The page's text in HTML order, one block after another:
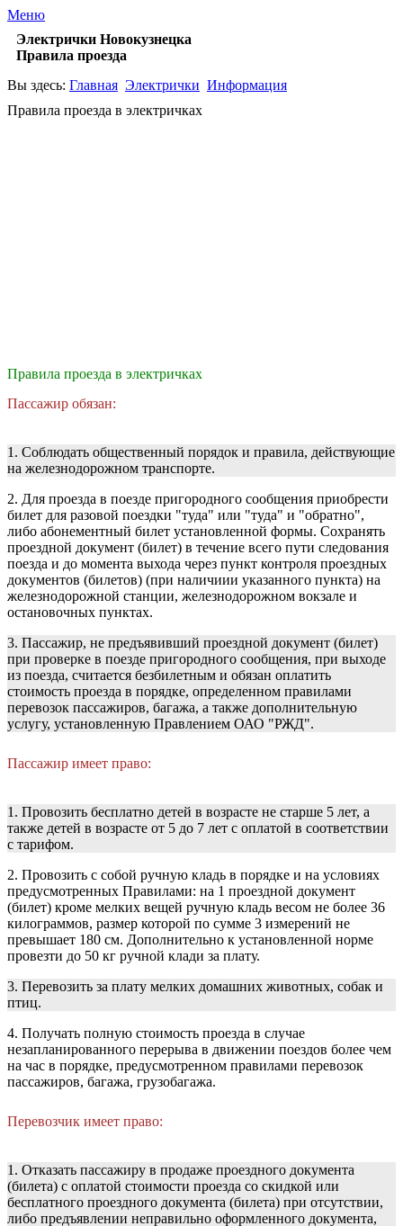
Меню
Электрички Новокузнецка
Правила проезда
Вы здесь: Главная Электрички Информация
Правила проезда в электричках
Правила проезда в электричках
Пассажир обязан:
1. Соблюдать общественный порядок и правила, действующие
на железнодорожном транспорте.
2. Для проезда в поезде пригородного сообщения приобрести
билет для разовой поездки "туда" или "туда" и "обратно",
либо абонементный билет установленной формы. Сохранять
проездной документ (билет) в течение всего пути следования
поезда и до момента выхода через пункт контроля проездных
документов (билетов) (при наличиии указанного пункта) на
железнодорожной станции, железнодорожном вокзале и
остановочных пунктах.
3. Пассажир, не предъявивший проездной документ (билет)
при проверке в поезде пригородного сообщения, при выходе
из поезда, считается безбилетным и обязан оплатить
стоимость проезда в порядке, определенном правилами
перевозок пассажиров, багажа, а также дополнительную
услугу, установленную Правлением ОАО "РЖД".
Пассажир имеет право:
1. Провозить бесплатно детей в возрасте не старше 5 лет, а
также детей в возрасте от 5 до 7 лет с оплатой в соответствии
с тарифом.
2. Провозить с собой ручную кладь в порядке и на условиях
предусмотренных Правилами: на 1 проездной документ
(билет) кроме мелких вещей ручную кладь весом не более 36
килограммов, размер которой по сумме 3 измерений не
превышает 180 см. Дополнительно к установленной норме
провезти до 50 кг ручной клади за плату.
3. Перевозить за плату мелких домашних животных, собак и
птиц.
4. Получать полную стоимость проезда в случае
незапланированного перерыва в движении поездов более чем
на час в порядке, предусмотренном правилами перевозок
пассажиров, багажа, грузобагажа.
Перевозчик имеет право:
1. Отказать пассажиру в продаже проездного документа
(билета) с оплатой стоимости проезда со скидкой или
бесплатного проездного документа (билета) при отсутствии,
либо предъявлении неправильно оформленного документа,